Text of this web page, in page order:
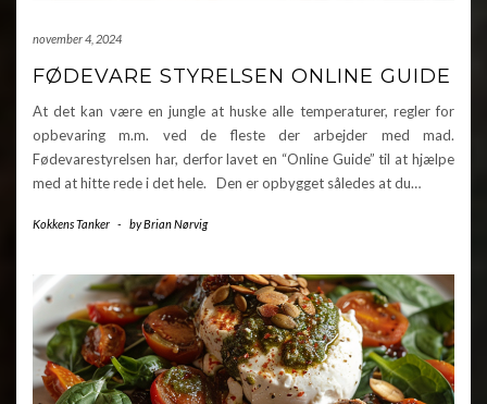
november 4, 2024
FØDEVARE STYRELSEN ONLINE GUIDE
At det kan være en jungle at huske alle temperaturer, regler for
opbevaring m.m. ved de fleste der arbejder med mad.
Fødevarestyrelsen har, derfor lavet en “Online Guide” til at hjælpe
med at hitte rede i det hele. Den er opbygget således at du…
Kokkens Tanker - byBrian Nørvig